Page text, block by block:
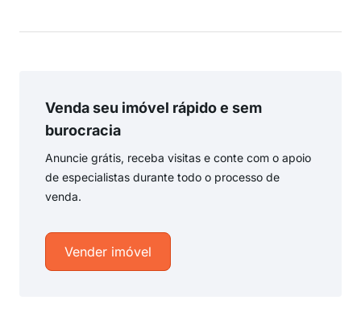
Venda seu imóvel rápido e sem
burocracia
Anuncie grátis, receba visitas e conte com o apoio
de especialistas durante todo o processo de
venda.
Vender imóvel